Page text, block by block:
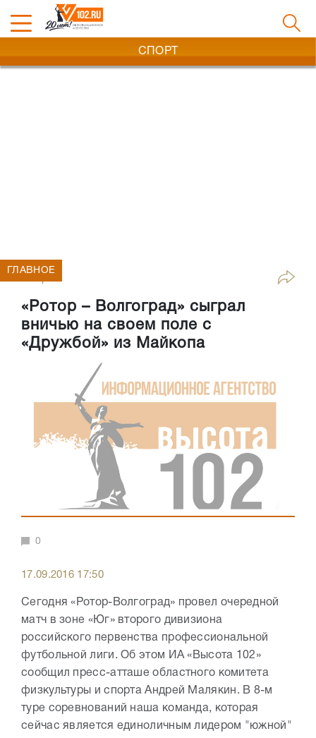
СПОРТ
«Ротор – Волгоград» сыграл
вничью на своем поле с
«Дружбой» из Майкопа
ГЛАВНОЕ
0
17.09.2016 17:50
Сегодня «Ротор-Волгоград» провел очередной
матч в зоне «Юг» второго дивизиона
российского первенства профессиональной
футбольной лиги. Об этом ИА «Высота 102»
сообщил пресс-атташе областного комитета
физкультуры и спорта Андрей Малякин. В 8-м
туре соревнований наша команда, которая
сейчас является единоличным лидером "южной"